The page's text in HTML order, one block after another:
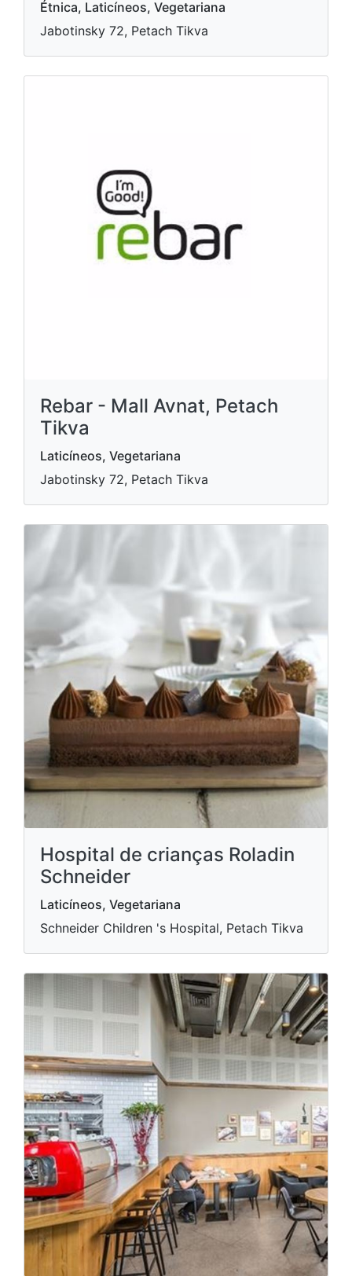
Étnica, Laticíneos, Vegetariana
Jabotinsky 72, Petach Tikva
Rebar - Mall Avnat, Petach
Tikva
Laticíneos, Vegetariana
Jabotinsky 72, Petach Tikva
Hospital de crianças Roladin
Schneider
Laticíneos, Vegetariana
Schneider Children 's Hospital, Petach Tikva